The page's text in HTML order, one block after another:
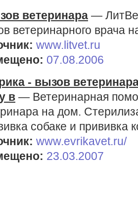
ветеринара —
ветеринарного врача
www.litvet.ru
07.08.2006
- вызов
в — Ветеринарная
на дом.
собаке и прививка
www.evrikavet.ru/
23.03.2007